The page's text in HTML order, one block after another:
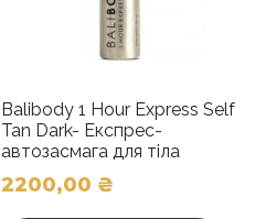
Balibody 1 Hour Express Self
Tan Dark- Експрес-
автозасмага для тіла
2200,00 ₴